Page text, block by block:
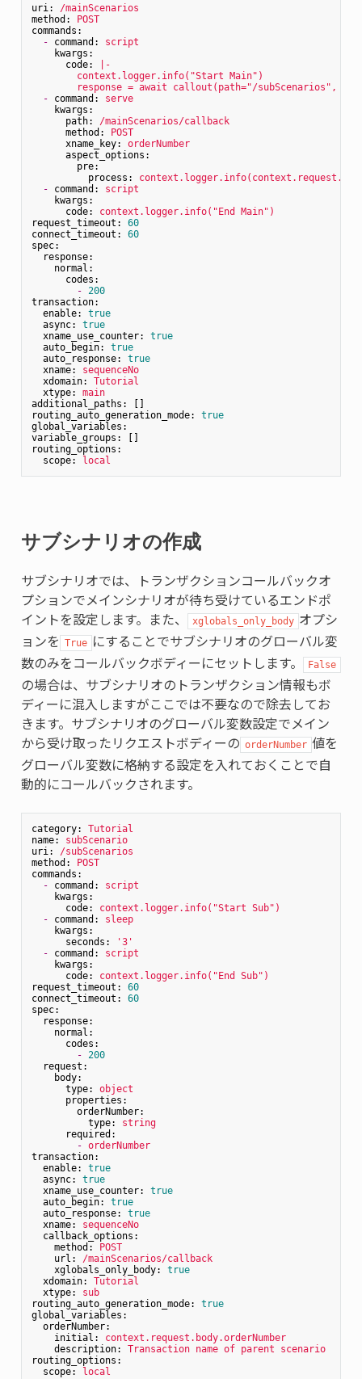
uri:
/mainScenarios
method:
POST
commands:
-
command:
script
kwargs:
code:
|-
        context.logger.info("Start Main")
-
command:
serve
kwargs:
path:
/mainScenarios/callback
method:
POST
xname_key:
orderNumber
aspect_options:
pre:
process:
-
command:
script
kwargs:
code:
context.logger.info("End
Main")
request_timeout:
60
connect_timeout:
60
spec:
response:
normal:
codes:
-
200
transaction:
enable:
true
async:
true
xname_use_counter:
true
auto_begin:
true
auto_response:
true
xname:
sequenceNo
xdomain:
Tutorial
xtype:
main
additional_paths:
routing_auto_generation_mode:
true
global_variables:
variable_groups:
routing_options:
scope:
local
サブシナリオの作成
サブシナリオでは、トランザクションコールバックオ
プションでメインシナリオが待ち受けているエンドポ
イントを設定します。また、
xglobals_only_body オプシ
ョンを True にすることでサブシナリオのグローバル変
数のみをコールバックボディーにセットします。
False
の場合は、サブシナリオのトランザクション情報もボ
ディーに混入しますがここでは不要なので除去してお
きます。サブシナリオのグローバル変数設定でメイン
から受け取ったリクエストボディーの orderNumber 値を
グローバル変数に格納する設定を入れておくことで自
動的にコールバックされます。
category:
Tutorial
name:
subScenario
uri:
/subScenarios
method:
POST
commands:
-
command:
script
kwargs:
code:
context.logger.info("Start Sub")
-
command:
sleep
kwargs:
seconds:
'3'
-
command:
script
kwargs:
code:
context.logger.info("End
Sub")
request_timeout:
60
connect_timeout:
60
spec:
response:
normal:
codes:
- 200
request:
body:
type:
object
properties:
orderNumber:
type:
string
required:
- orderNumber
transaction:
enable:
true
async:
true
xname_use_counter:
true
auto_begin:
true
auto_response:
true
xname:
sequenceNo
callback_options:
method:
POST
url:
/mainScenarios/callback
xglobals_only_body:
true
xdomain:
Tutorial
xtype:
sub
routing_auto_generation_mode:
true
global_variables:
orderNumber:
initial:
context.request.body.orderNumber
description:
Transaction name of parent
scenario
routing_options:
scope:
local